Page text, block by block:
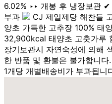
6.02% ‣‣ 개봉 후 냉장보관
부과
CJ 제일제당 해찬들
양초 가득한 고추장 100% 태
32,900kcal 태양초 고춧가루
장기보관시 자연숙성에 의해
한 반품 및 환불은 불가합니
1개당 개별배송비가 부과됩니